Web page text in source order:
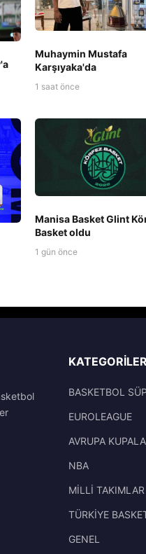
Muhaymin Mustafa
Karşıyaka'da
1 saat önce
Manisa Basket Glint
Basket oldu
1 gün önce
KATEGORILER
BASKETBOL
EUROLEAGUE
AVRUPA
NBA
MİLLİ TAKIMLAR
TÜRKİYE
GENEL